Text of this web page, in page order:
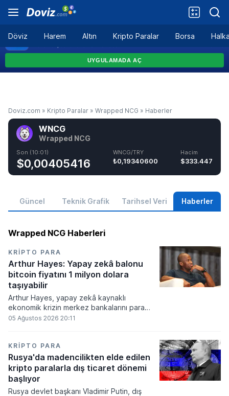
Döviz Harem Altın Kripto Paralar Borsa
Doviz.com » Kripto Paralar » Wrapped NCG » Haberler
WNCG
Wrapped NCG
Son (10:01)
$0,00405416
WNCG/TRY
₺0,19340600
Hacim
$333.447
Güncel Teknik Grafik Tarihsel Veri Haberler
Wrapped NCG Haberleri
KRIPTO PARA
Arthur Hayes: Yapay zekâ balonu
bitcoin fiyatını 1 milyon dolara
taşıyabilir
Arthur Hayes, yapay zekâ kaynaklı
ekonomik krizin merkez bankalarını para
basmaya zorlayacağını ve bu durumun
kayıplarının tetikleyeceği kredi krizinin
küresel likidite artışına yol açacağını belirtti
ve bitcoinin bu süreçte en hızlı tepki veren
varlık olacağı vurguladı.
05 Ağustos 2026 20:11
KRIPTO PARA
Rusya'da madencilikten elde edilen
kripto paralarla dış ticaret dönemi
başlıyor
Rusya devlet başkanı Vladimir Putin, dış